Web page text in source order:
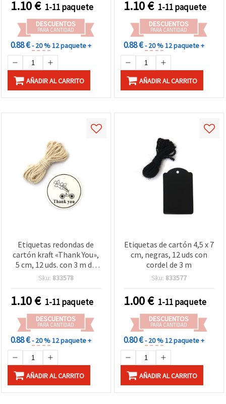
1.10€ 1-11 paquete
DESCUENTOS
PARA CANTIDAD
0.88 €- 20 %12 paquete +
AÑADIR AL CARRITO
1.10€ 1-11 paquete
DESCUENTOS
PARA CANTIDAD
0.88 €- 20 %12 paquete +
AÑADIR AL CARRITO
Etiquetas redondas de
cartón kraft «Thank You»,
5 cm, 12 uds. con 3 m de
cordel de yute
Sku: 833578
1.10€ 1-11 paquete
DESCUENTOS
PARA CANTIDAD
0.88 €- 20 %12 paquete +
AÑADIR AL CARRITO
Etiquetas de cartón 4,5 x 7
cm, negras, 12 uds con
cordel de 3 m
Sku: 833577
1.00€ 1-11 paquete
DESCUENTOS
PARA CANTIDAD
0.80 €- 20 %12 paquete +
AÑADIR AL CARRITO